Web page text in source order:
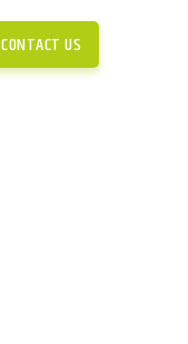
CONTACT US